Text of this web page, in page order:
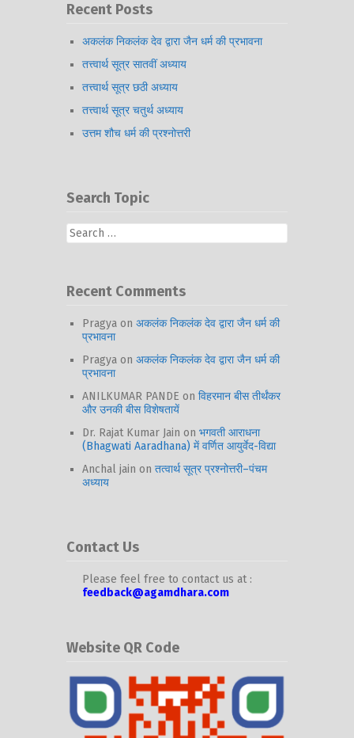
Recent Posts
अकलंक निकलंक देव द्वारा जैन धर्म की प्रभावना
तत्त्वार्थ सूत्र सातवीं अध्याय
तत्त्वार्थ सूत्र छठी अध्याय
तत्त्वार्थ सूत्र चतुर्थ अध्याय
उत्तम शौच धर्म की प्रश्नोत्तरी
Search Topic
Search
for:
Recent Comments
Pragya on अकलंक निकलंक देव द्वारा जैन धर्म की
प्रभावना
Pragya on अकलंक निकलंक देव द्वारा जैन धर्म की
प्रभावना
ANILKUMAR PANDE on विहरमान बीस तीर्थंकर
और उनकी बीस विशेषतायें
Dr. Rajat Kumar Jain on भगवती आराधना
(Bhagwati Aaradhana) में वर्णित आयुर्वेद-विद्या
Anchal jain on तत्वार्थ सूत्र प्रश्नोत्तरी–पंचम
अध्याय
Contact Us
Please feel free to contact us at :
feedback@agamdhara.com
Website QR Code